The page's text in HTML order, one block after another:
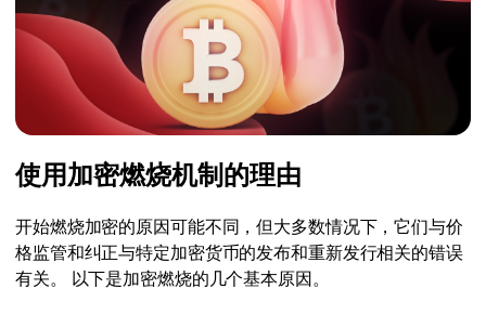
使用加密燃烧机制的理由
开始燃烧加密的原因可能不同，但大多数情况下，它们与价
格监管和纠正与特定加密货币的发布和重新发行相关的错误
有关。 以下是加密燃烧的几个基本原因。